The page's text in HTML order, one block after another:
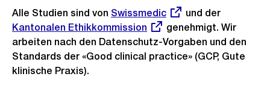
Alle Studien sind von Externer
Link:
Swissmedic und der
Link:
Kantonalen Ethikkommission
genehmigt. Wir
arbeiten nach den Datenschutz-Vorgaben und den
Standards der «Good clinical practice» (GCP, Gute
klinische Praxis).